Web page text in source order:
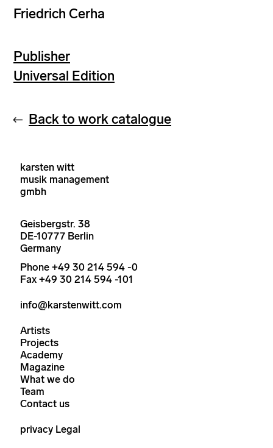
Friedrich Cerha
Publisher
Universal Edition
Back to work catalogue
karsten witt
musik management
gmbh
Geisbergstr. 38
DE-10777 Berlin
Germany
Phone +49 30 214 594 -0
Fax +49 30 214 594 -101
info@karstenwitt.com
Artists
Projects
Academy
Magazine
What we do
Team
Contact us
privacy Legal